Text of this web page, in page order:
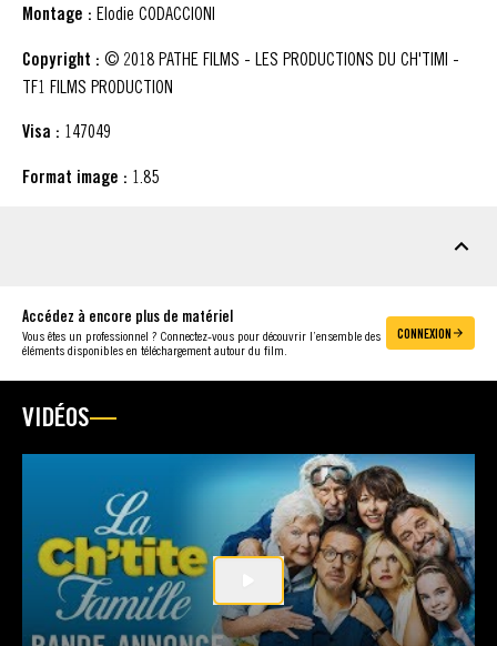
Montage : Elodie CODACCIONI
Copyright : © 2018 PATHE FILMS - LES PRODUCTIONS DU CH'TIMI -
TF1 FILMS PRODUCTION
Visa : 147049
Format image : 1.85
Accédez à encore plus de matériel
Vous êtes un professionnel ? Connectez-vous pour découvrir l’ensemble des
éléments disponibles en téléchargement autour du film.
CONNEXION
VIDÉOS